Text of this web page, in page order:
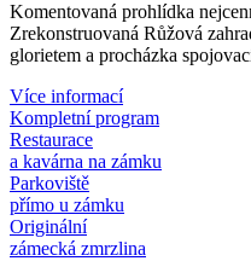
Komentovaná prohlídka
Zrekonstruovaná Růžová
glorietem a procházka
Více informací
Kompletní program
Restaurace
a kavárna na zámku
Parkoviště
přímo u zámku
Originální
zámecká zmrzlina